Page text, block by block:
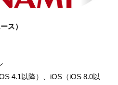
ス）
4.1以降）、iOS（iOS 8.0以